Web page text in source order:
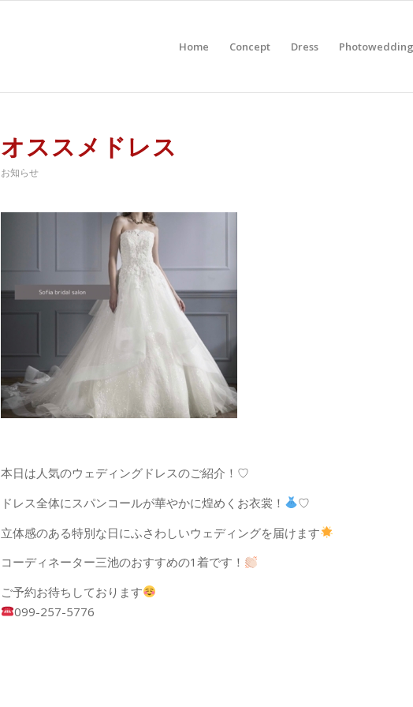
Home Concept Dress Photowedding
オススメドレス
お知らせ
本日は人気のウェディングドレスのご紹介！♡
ドレス全体にスパンコールが華やかに煌めくお衣裳！
♡
立体感のある特別な日にふさわしいウェディングを届けます
コーディネーター三池のおすすめの1着です！
ご予約お待ちしております
099-257-5776